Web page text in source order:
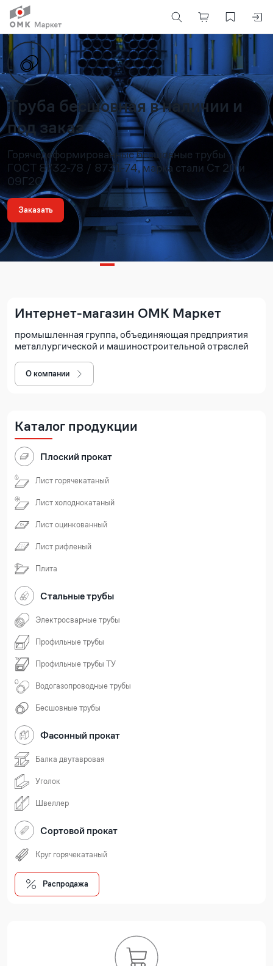
Труба бесшовная в наличии и
под заказ
Горячедеформированные бесшовные трубы
ГОСТ 8732-78 / 8731-74, марка стали Ст 20 и
09Г2С
Заказать
Интернет-магазин ОМК Маркет
промышленная группа, объединяющая предприятия
металлургической и машиностроительной отраслей
О компании
Каталог продукции
Плоский прокат
Лист горячекатаный
Лист холоднокатаный
Лист оцинкованный
Лист рифленый
Плита
Стальные трубы
Электросварные трубы
Профильные трубы
Профильные трубы ТУ
Водогазопроводные трубы
Бесшовные трубы
Фасонный прокат
Балка двутавровая
Уголок
Швеллер
Сортовой прокат
Круг горячекатаный
Распродажа